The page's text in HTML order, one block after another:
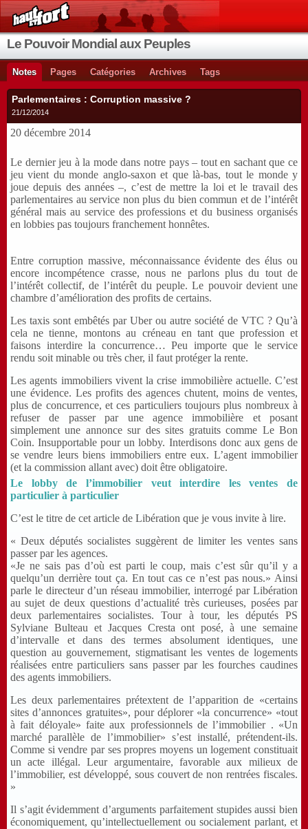
Le Pouvoir Mondial aux Peuples
Notes Pages Catégories Archives Tags
Parlementaires : Corruption massive ?
21/12/2014
20 décembre 2014
Le dernier jeu à la mode dans notre pays – tout en sachant que ce
jeu vient du monde anglo-saxon et que là-bas, tout le monde y
joue depuis des années –, c’est de mettre la loi et le travail des
parlementaires au service non plus du bien commun et de l’intérêt
général mais au service des professions et du business organisés
en lobbies pas toujours franchement honnêtes.
Entre corruption massive, méconnaissance évidente des élus ou
encore incompétence crasse, nous ne parlons plus du tout de
l’intérêt collectif, de l’intérêt du peuple. Le pouvoir devient une
chambre d’amélioration des profits de certains.
Les taxis sont embêtés par Uber ou autre société de VTC ? Qu’à
cela ne tienne, montons au créneau en tant que profession et
faisons interdire la concurrence… Peu importe que le service
rendu soit minable ou très cher, il faut protéger la rente.
Les agents immobiliers vivent la crise immobilière actuelle. C’est
une évidence. Les profits des agences chutent, moins de ventes,
plus de concurrence, et ces particuliers toujours plus nombreux à
refuser de passer par une agence immobilière et posant
simplement une annonce sur des sites gratuits comme Le Bon
Coin. Insupportable pour un lobby. Interdisons donc aux gens de
se vendre leurs biens immobiliers entre eux. L’agent immobilier
(et la commission allant avec) doit être obligatoire.
Le lobby de l’immobilier veut interdire les ventes de
particulier à particulier
C’est le titre de cet article de Libération que je vous invite à lire.
« Deux députés socialistes suggèrent de limiter les ventes sans
passer par les agences.
«Je ne sais pas d’où est parti le coup, mais c’est sûr qu’il y a
quelqu’un derrière tout ça. En tout cas ce n’est pas nous.» Ainsi
parle le directeur d’un réseau immobilier, interrogé par Libération
au sujet de deux questions d’actualité très curieuses, posées par
deux parlementaires socialistes. Tour à tour, les députés PS
Sylviane Bulteau et Jacques Cresta ont posé, à une semaine
d’intervalle et dans des termes absolument identiques, une
question au gouvernement, stigmatisant les ventes de logements
réalisées entre particuliers sans passer par les fourches caudines
des agents immobiliers.
Les deux parlementaires prétextent de l’apparition de «certains
sites d’annonces gratuites», pour déplorer «la concurrence» «tout
à fait déloyale» faite aux professionnels de l’immobilier . «Un
marché parallèle de l’immobilier» s’est installé, prétendent-ils.
Comme si vendre par ses propres moyens un logement constituait
un acte illégal. Leur argumentaire, favorable aux milieux de
l’immobilier, est développé, sous couvert de non rentrées fiscales.
»
Il s’agit évidemment d’arguments parfaitement stupides aussi bien
économiquement, qu’intellectuellement ou socialement parlant, et